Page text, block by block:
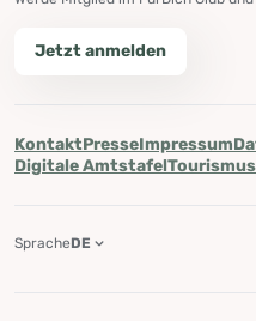
Jetzt anmelden
KontaktPresseImpressum
Digitale Amtstafel
SpracheDE